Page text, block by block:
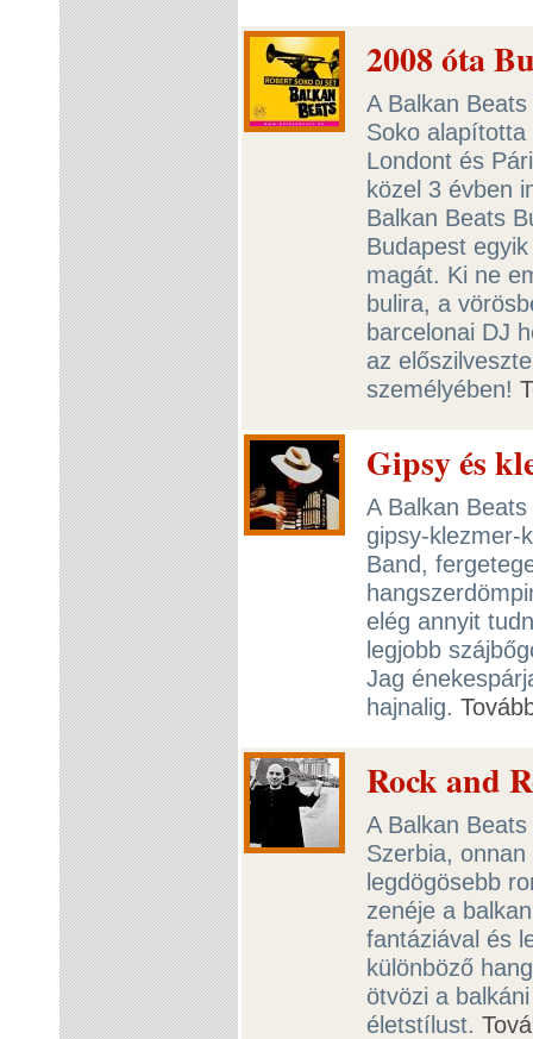
2008 óta
A Balkan
Soko
Londont és
közel 3 évben
Balkan Beats
Budapest
magát. Ki ne
bulira, a
barcelonai DJ
az
személyében!
Gipsy és
A Balkan
gipsy-klezmer-
Band,
elég annyit
legjobb
Jag
hajnalig.
Rock and
A Balkan
Szerbia,
legdögösebb
zenéje a
fantáziával és
különböző
ötvözi a
életstílust.